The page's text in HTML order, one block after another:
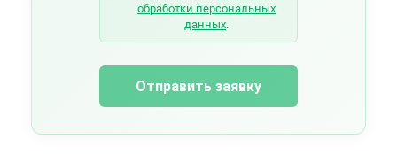
обработки персональных
данных.
Отправить заявку